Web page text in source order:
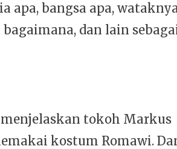
bangsa apa,
dan lain
tokoh Markus
kostum Romawi.